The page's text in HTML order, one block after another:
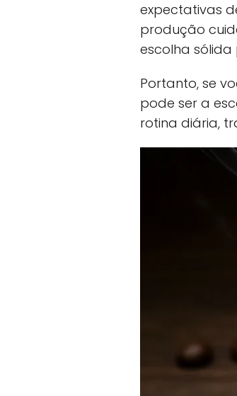
expectativas
produção
escolha sólida
Portanto, se
pode ser a
rotina diária,